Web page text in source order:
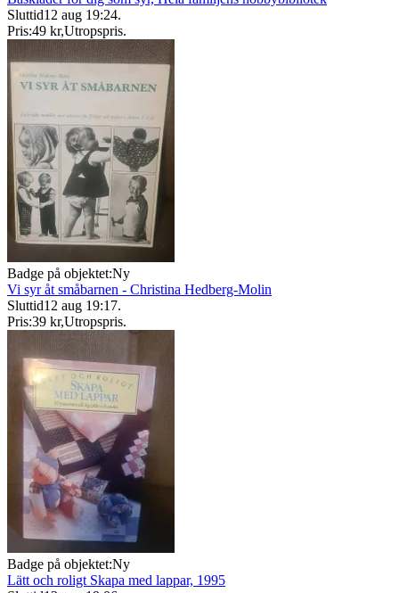
Sluttid12 aug 19:24.
Pris:49 kr,Utropspris.
Badge på objektet:Ny
Vi syr åt småbarnen - Christina Hedberg-Molin
Sluttid12 aug 19:17.
Pris:39 kr,Utropspris.
Badge på objektet:Ny
Lätt och roligt Skapa med lappar, 1995